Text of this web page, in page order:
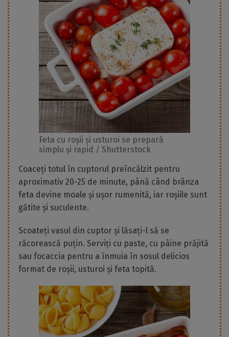
Feta cu roșii și usturoi se prepară
simplu și rapid / Shutterstock
Coaceți totul în cuptorul preîncălzit pentru
aproximativ 20-25 de minute, până când brânza
feta devine moale și ușor rumenită, iar roșiile sunt
gătite și suculente.
Scoateți vasul din cuptor și lăsați-l să se
răcorească puțin. Serviți cu paste, cu pâine prăjită
sau focaccia pentru a înmuia în sosul delicios
format de roșii, usturoi și feta topită.